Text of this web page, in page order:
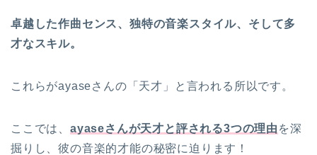
卓越した作曲センス、独特の音楽スタイル、そして多
才なスキル。
これらがayaseさんの「天才」と言われる所以です。
ここでは、 ayaseさんが天才と評される3つの理由 を深
掘りし、彼の音楽的才能の秘密に迫ります！